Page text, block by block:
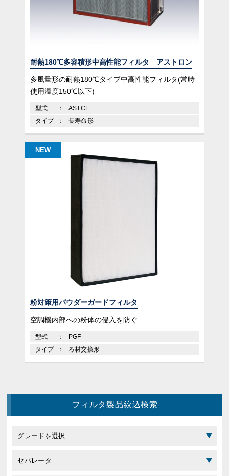
耐熱180℃多容積形中高性能フィルタ アストロン
多風量形の耐熱180℃タイプ中高性能フィルタ(常時
使用温度150℃以下)
型式
ASTCE
タイプ
長寿命形
NEW
粉対策用パウダーガードフィルタ
空調機内部への粉体の侵入を防ぐ
型式
PGF
タイプ
ろ材交換形
フィルタ製品絞込検索